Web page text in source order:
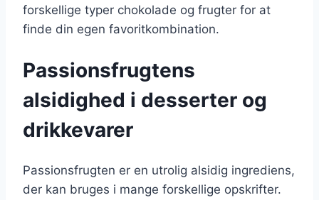
forskellige typer chokolade og frugter for at
finde din egen favoritkombination.
Passionsfrugtens
alsidighed i desserter og
drikkevarer
Passionsfrugten er en utrolig alsidig ingrediens,
der kan bruges i mange forskellige opskrifter.